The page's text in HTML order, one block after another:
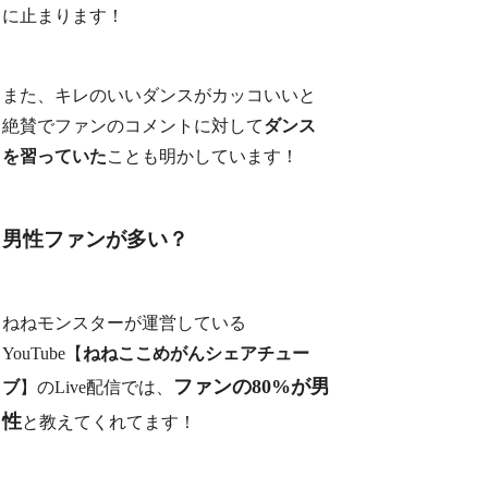
に止まります！
また、キレのいいダンスがカッコいいと
絶賛でファンのコメントに対してダンス
を習っていたことも明かしています！
男性ファンが多い？
ねねモンスターが運営している
YouTube【 ねねここめがんシェアチュー
ブ】のLive配信では、
ファンの80%が男
性と教えてくれてます！